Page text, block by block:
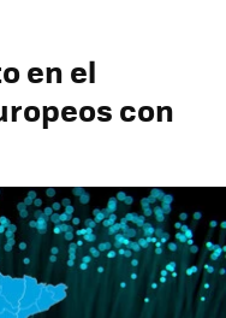
en el
con